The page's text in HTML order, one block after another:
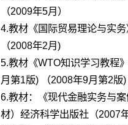
（2009年5月）
4.教材《国际贸易理论与实
（2008年2月)
5.教材《WTO知识学习教程
月第1版) （2008年9月第2版)
6.教材：《现代金融实务与
材）经济科学出版社（2007